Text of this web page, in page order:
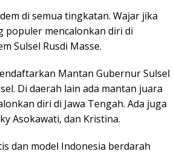
di semua tingkatan. Wajar jika
populer mencalonkan diri di
Sulsel Rusdi Masse.
Mantan Gubernur Sulsel
Di daerah lain ada mantan juara
diri di Jawa Tengah. Ada juga
Asokawati, dan Kristina.
dan model Indonesia berdarah